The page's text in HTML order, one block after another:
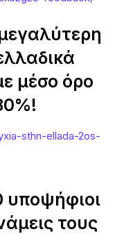
μέσο όρο
τους